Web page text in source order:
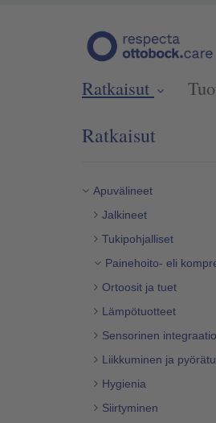
Ratkaisut
Ratkaisut
Apuvälineet
Jalkineet
Tukipohjalliset
Painehoito- eli
Ortoosit ja tuet
Lämpötuotteet
Sensorinen
Liikkuminen ja
Hygienia
Siirtyminen